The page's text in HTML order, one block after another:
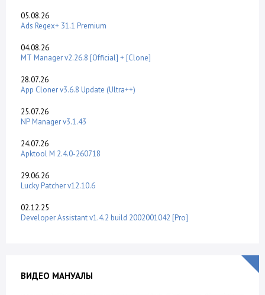
05.08.26
Ads Regex+ 31.1 Premium
04.08.26
MT Manager v2.26.8 [Official] + [Clone]
28.07.26
App Cloner v3.6.8 Update (Ultra++)
25.07.26
NP Manager v3.1.43
24.07.26
Apktool M 2.4.0-260718
29.06.26
Lucky Patcher v12.10.6
02.12.25
Developer Assistant v1.4.2 build 2002001042 [Pro]
ВИДЕО МАНУАЛЫ